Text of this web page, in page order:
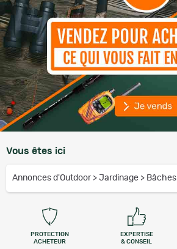
Vous êtes ici
Annonces d'Outdoor > Jardinage > Bâches
PROTECTION
ACHETEUR
EXPERTISE
& CONSEIL